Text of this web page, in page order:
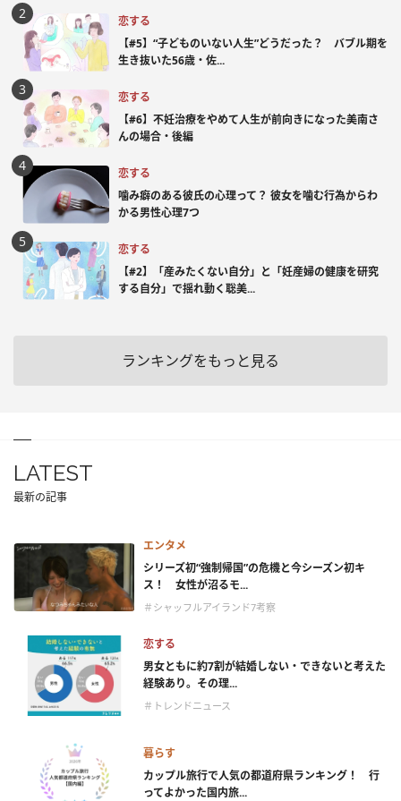
恋する
【#5】“子どものいない人生”どうだった？ バブル期を
生き抜いた56歳・佐...
恋する
【#6】不妊治療をやめて人生が前向きになった美南さ
んの場合・後編
恋する
噛み癖のある彼氏の心理って？ 彼女を噛む行為からわ
かる男性心理7つ
恋する
【#2】「産みたくない自分」と「妊産婦の健康を研究
する自分」で揺れ動く聡美...
ランキングをもっと見る
LATEST
最新の記事
エンタメ
シリーズ初“強制帰国”の危機と今シーズン初キ
ス！ 女性が沼るモ...
＃シャッフルアイランド7考察
恋する
男女ともに約7割が結婚しない・できないと考えた
経験あり。その理...
＃トレンドニュース
暮らす
カップル旅行で人気の都道府県ランキング！ 行
ってよかった国内旅...